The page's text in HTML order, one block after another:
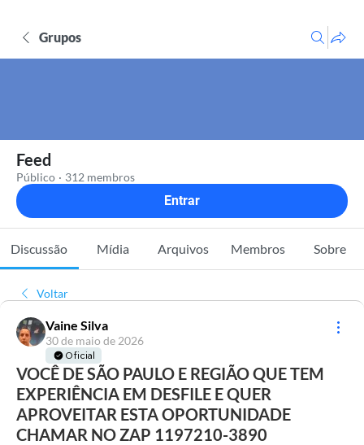
Grupos
Feed
Público · 312 membros
Entrar
Discussão Mídia Arquivos Membros Sobre
Voltar
Vaine Silva
30 de maio de 2026
Oficial
VOCÊ DE SÃO PAULO E REGIÃO QUE TEM
EXPERIÊNCIA EM DESFILE E QUER
APROVEITAR ESTA OPORTUNIDADE
CHAMAR NO ZAP 1197210-3890